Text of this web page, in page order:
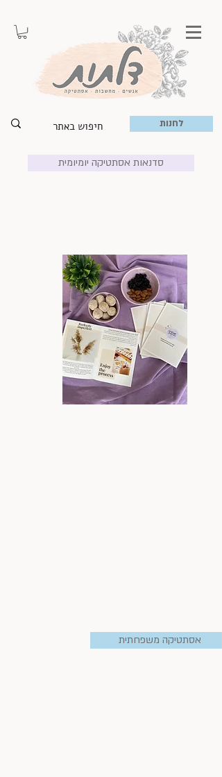
לחנות
סדנאות אסתטיקה יומיומית
אסתטיקה משפחתית